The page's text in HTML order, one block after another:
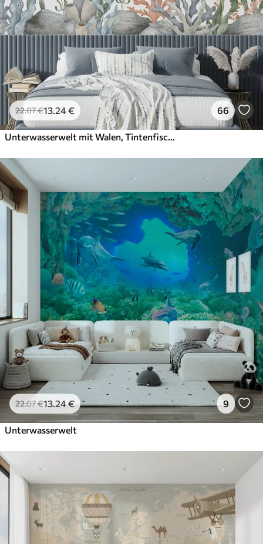
Premium-Vinyl
65.0039.00€/m²
Peel and Stick
81.6749.00€/m²
22.07€13 .24€ 66
22.07€13.24€ 9
Unterwasserwelt